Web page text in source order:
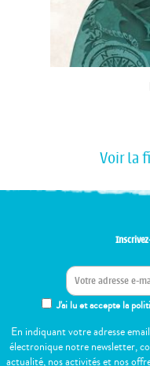
Voir la
J'ai lu et accepte la
En indiquant votre adresse
électronique notre newsletter,
actualité, nos activités et nos